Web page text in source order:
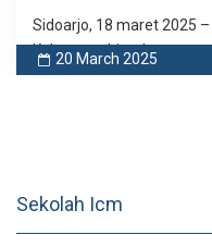
Sidoarjo, 18 maret 2025 –
Kabar gembira datang
dari SMA Insan Cen ..
20 March 2025
Sekolah Icm